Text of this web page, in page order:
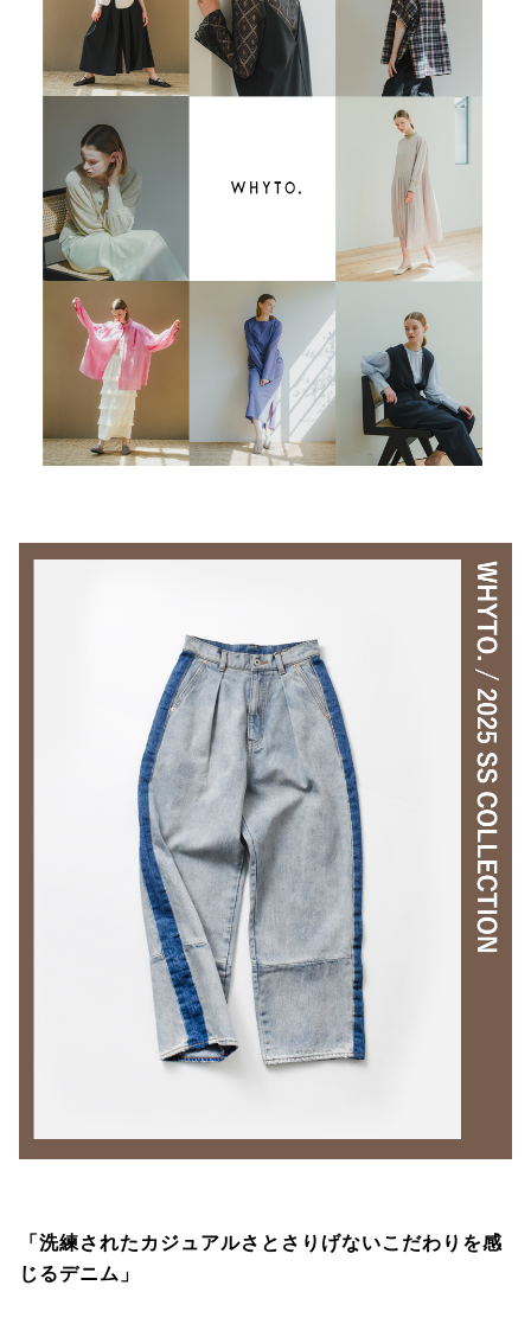
「洗練されたカジュアルさとさりげないこだわりを感
じるデニム」